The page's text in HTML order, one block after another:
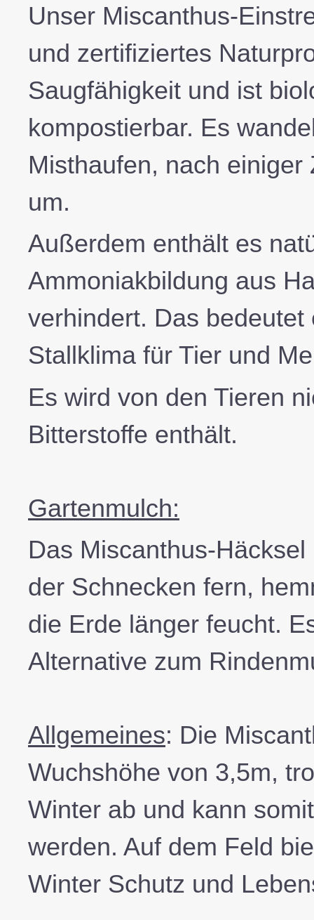
Unser Miscanthus-
und zertifiziertes
Saugfähigkeit und ist
kompostierbar. Es
Misthaufen, nach
um.
Außerdem enthält es
Ammoniakbildung aus
verhindert. Das
Stallklima für Tier und
Es wird von den Tieren
Bitterstoffe enthält.
Gartenmulch:
Das Miscanthus-
der Schnecken fern,
die Erde länger feucht.
Alternative zum
Allgemeines: Die
Wuchshöhe von 3,5m,
Winter ab und kann
werden. Auf dem Feld
Winter Schutz und